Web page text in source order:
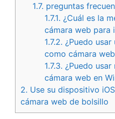
1.7. preguntas
1.7.1. ¿Cuál es la
cámara web para
1.7.2. ¿Puedo
como cámara
1.7.3. ¿Puedo
cámara web en
2. Use su dispositivo
cámara web de bolsillo